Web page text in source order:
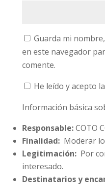
Guarda mi
en este navegador
comente.
He leído y acepto la
Información básica
Responsable:COTO
Finalidad:Moderar
Legitimación:Por
interesado.
Destinatarios y